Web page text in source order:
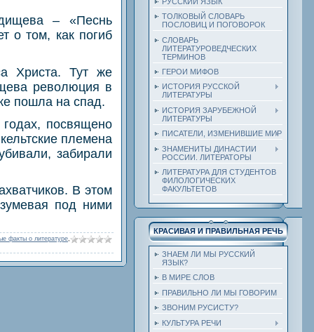
– «Песнь
о том, как погиб
Христа. Тут же
революция в
пошла на спад.
посвящено
племена
забирали
В этом
под ними
факты о литературе
ТОЛКОВЫЙ СЛОВАРЬ
ПОСЛОВИЦ И ПОГОВОРОК
СЛОВАРЬ
ЛИТЕРАТУРОВЕДЧЕСКИХ
ТЕРМИНОВ
ГЕРОИ МИФОВ
ИСТОРИЯ РУССКОЙ
ЛИТЕРАТУРЫ
ИСТОРИЯ ЗАРУБЕЖНОЙ
ЛИТЕРАТУРЫ
ПИСАТЕЛИ, ИЗМЕНИВШИЕ МИР
ЗНАМЕНИТЫ ДИНАСТИИ
РОССИИ. ЛИТЕРАТОРЫ
ЛИТЕРАТУРА ДЛЯ СТУДЕНТОВ
ФИЛОЛОГИЧЕСКИХ
ФАКУЛЬТЕТОВ
КРАСИВАЯ И ПРАВИЛЬНАЯ РЕЧЬ
ЗНАЕМ ЛИ МЫ РУССКИЙ
ЯЗЫК?
В МИРЕ СЛОВ
ПРАВИЛЬНО ЛИ МЫ ГОВОРИМ
ЗВОНИМ РУСИСТУ?
КУЛЬТУРА РЕЧИ